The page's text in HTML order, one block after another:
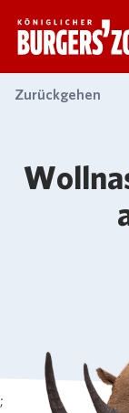
Zurückgehen
;